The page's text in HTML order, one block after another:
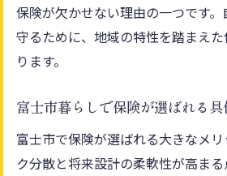
保険が欠かせない理由の一つです
守るために、地域の特性を踏まえ
ります。
富士市暮らしで保険が選ばれる具
富士市で保険が選ばれる大きなメ
ク分散と将来設計の柔軟性が高ま